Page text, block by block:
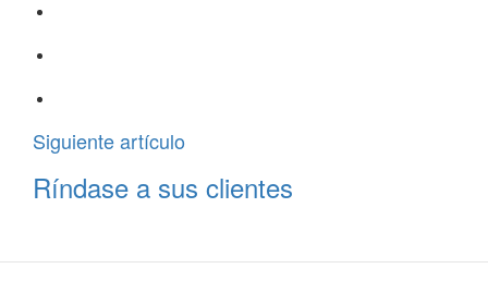
Siguiente artículo
Ríndase a sus clientes